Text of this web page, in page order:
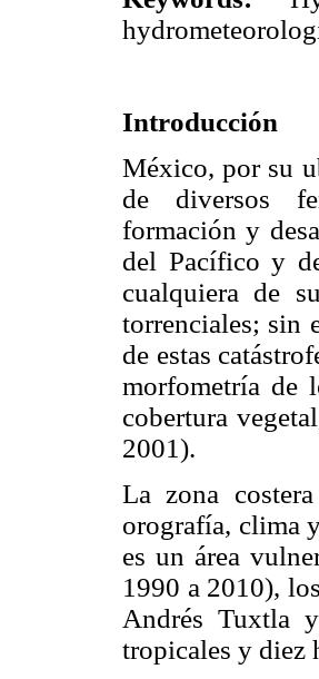
Introducción
México, por su
de diversos
formación y
del Pacífico y
cualquiera de
torrenciales; sin
de estas
morfometría de
cobertura
2001).
La zona
orografía, clima
es un área
1990 a 2010),
Andrés Tuxtla
tropicales y diez